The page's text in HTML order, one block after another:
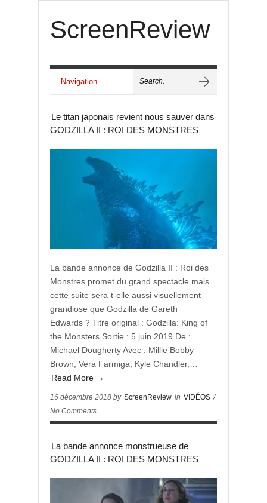
ScreenReview
Le titan japonais revient nous sauver dans
GODZILLA II : ROI DES MONSTRES
La bande annonce de Godzilla II : Roi des
Monstres promet du grand spectacle mais
cette suite sera-t-elle aussi visuellement
grandiose que Godzilla de Gareth
Edwards ? Titre original : Godzilla: King of
the Monsters Sortie : 5 juin 2019 De :
Michael Dougherty Avec : Millie Bobby
Brown, Vera Farmiga, Kyle Chandler,…
Read More →
16 décembre 2018 by ScreenReview in VIDÉOS /
No Comments
La bande annonce monstrueuse de
GODZILLA II : ROI DES MONSTRES